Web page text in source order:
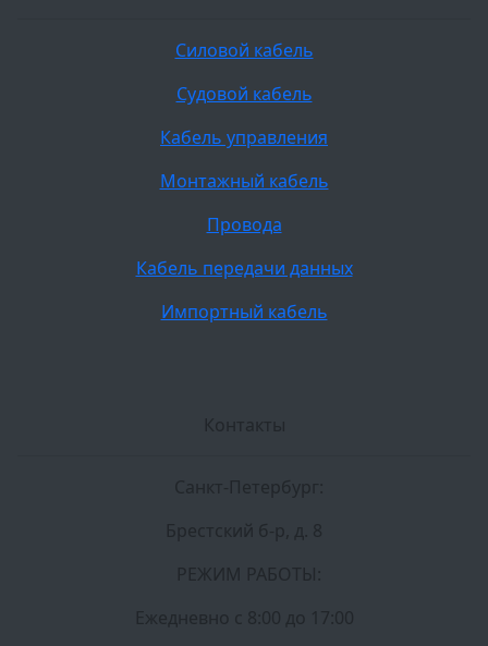
Силовой кабель
Судовой кабель
Кабель управления
Монтажный кабель
Провода
Кабель передачи данных
Импортный кабель
Контакты
Санкт-Петербург:
Брестский б-р, д. 8
РЕЖИМ РАБОТЫ:
Ежедневно c 8:00 до 17:00